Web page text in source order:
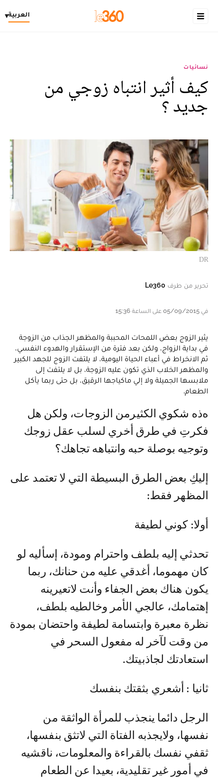
العربية▾
نسائيات
كيف أثير انتباه زوجي من
جديد ؟
DR
تحرير من طرف Le360
في 05/09/2015 على الساعة 15:36
يثير الزوج بعض اللمحات المحببة والمظهر الجذاب من الزوجة
في بداية الزواج، ولكن بعد فترة من الإستقرار والهدوء النفسي،
ثم الانخراط في أعباء الحياة اليومية، لا يلتفت الزوج للجهد الكبير
والمظهر الخلاب الذي تكون عليه الزوجة، بل لا يلتفت إلى
ملابسها الجميلة ولا إلي ماكياجها الرقيق، بل حتى ربما يأكل
الطعام.
هذه شكوي الكثيرمن الزوجات، ولكن هل
فكرتِ في طرق أخري لسلب عقل زوجك
وتوجيه بوصلة حبه وانتباهه تجاهك؟
إليكِ بعض الطرق البسيطة التي لا تعتمد على
المظهر فقط:
أولا: كوني لطيفة
تحدثي إليه بلطف واحترام ومودة، إسأليه لو
كان مهموما، أغدقي عليه من حنانك، ربما
يكون هناك بعض الجفاء وأنت لاتعيرينه
إهتمامك، عالجي الأمر وخالطيه بلطف،
نظرة معبرة وابتسامة لطيفة واحتضان بمودة
من وقت لآخر له مفعول السحر في
استعادتك لجاذبيتك.
ثانيا : أشعري بثقتك بنفسك
الرجل دائما ينجذب للمرأة الواثقة من
نفسها، ولايجذبه الفتاة التي لاتثق بنفسها،
ثقفي نفسك بالقراءة والمعلومات، ناقشيه
في أمور غير تقليدية، بعيدا عن الطعام